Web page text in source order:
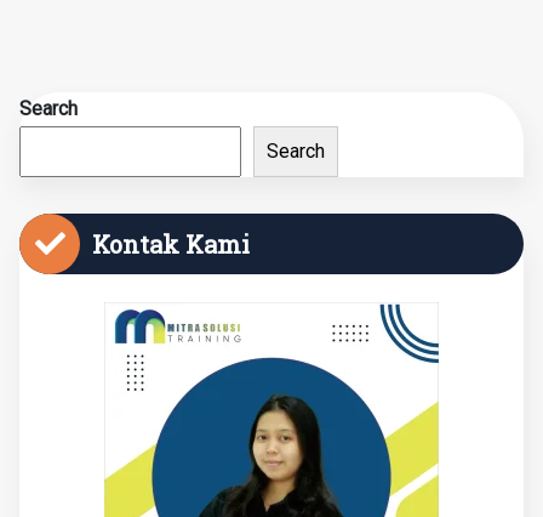
Search
Search
Kontak Kami